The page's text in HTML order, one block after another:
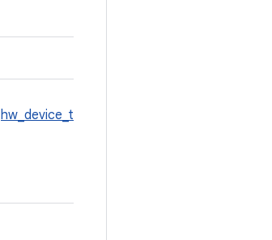
hw_device_t